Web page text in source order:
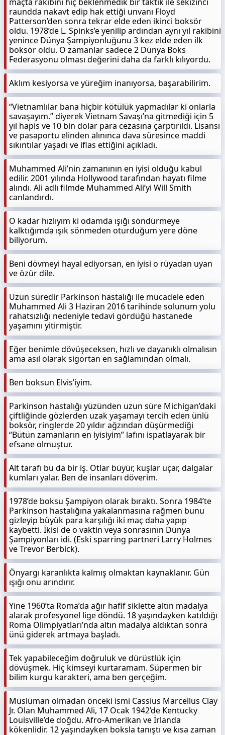
raundda nakavt edip hak ettiği unvanı Floyd
Patterson’den sonra tekrar elde eden ikinci boksör
oldu. 1978’de L. Spinks’e yenilip ardından aynı yıl rakibini
yenince Dünya Şampiyonluğunu 3 kez elde eden ilk
boksör oldu. O zamanlar sadece 2 Dünya Boks
Federasyonu olması değerini daha da farklı kılıyordu.
Aklım kesiyorsa ve yüreğim inanıyorsa, başarabilirim.
“Vietnamlılar bana hiçbir kötülük yapmadılar ki onlarla
savaşayım.” diyerek Vietnam Savaşı’na gitmediği için 5
yıl hapis ve 10 bin dolar para cezasına çarptırıldı. Lisansı
ve pasaportu elinden alınınca dava süresince maddi
sıkıntılar yaşadı ve iflas ettiğini açıkladı.
Muhammed Ali’nin zamanının en iyisi olduğu kabul
edilir. 2001 yılında Hollywood tarafından hayatı filme
alındı. Ali adlı filmde Muhammed Ali’yi Will Smith
canlandırdı.
O kadar hızlıyım ki odamda ışığı söndürmeye
kalktığımda ışık sönmeden oturduğum yere döne
biliyorum.
Beni dövmeyi hayal ediyorsan, en iyisi o rüyadan uyan
ve özür dile.
Uzun süredir Parkinson hastalığı ile mücadele eden
Muhammed Ali 3 Haziran 2016 tarihinde solunum yolu
rahatsızlığı nedeniyle tedavi gördüğü hastanede
yaşamını yitirmiştir.
Eğer benimle dövüşeceksen, hızlı ve dayanıklı olmalısın
ama asıl olarak sigortan en sağlamından olmalı.
Ben boksun Elvis’iyim.
Parkinson hastalığı yüzünden uzun süre Michigan’daki
çiftliğinde gözlerden uzak yaşamayı tercih eden ünlü
boksör, ringlerde 20 yıldır ağzından düşürmediği
“Bütün zamanların en iyisiyim” lafını ispatlayarak bir
efsane olmuştur.
Alt tarafı bu da bir iş. Otlar büyür, kuşlar uçar, dalgalar
kumları yalar. Ben de insanları döverim.
1978’de boksu Şampiyon olarak bıraktı. Sonra 1984’te
Parkinson hastalığına yakalanmasına rağmen bunu
gizleyip büyük para karşılığı iki maç daha yapıp
kaybetti. İkisi de o vaktin veya sonrasının Dünya
Şampiyonları idi. (Eski sparring partneri Larry Holmes
ve Trevor Berbick).
Önyargı karanlıkta kalmış olmaktan kaynaklanır. Gün
ışığı onu arındırır.
Yine 1960’ta Roma’da ağır hafif siklette altın madalya
alarak profesyonel lige döndü. 18 yaşındayken katıldığı
Roma Olimpiyatları’nda altın madalya aldıktan sonra
ünü giderek artmaya başladı.
Tek yapabileceğim doğruluk ve dürüstlük için
dövüşmek. Hiç kimseyi kurtaramam. Süpermen bir
bilim kurgu karakteri, ama ben gerçeğim.
Müslüman olmadan önceki ismi Cassius Marcellus Clay
Jr. Olan Muhammed Ali, 17 Ocak 1942’de Kentucky
Louisville’de doğdu. Afro-Amerikan ve İrlanda
kökenlidir. 12 yaşındayken boksla tanıştı ve kısa zaman